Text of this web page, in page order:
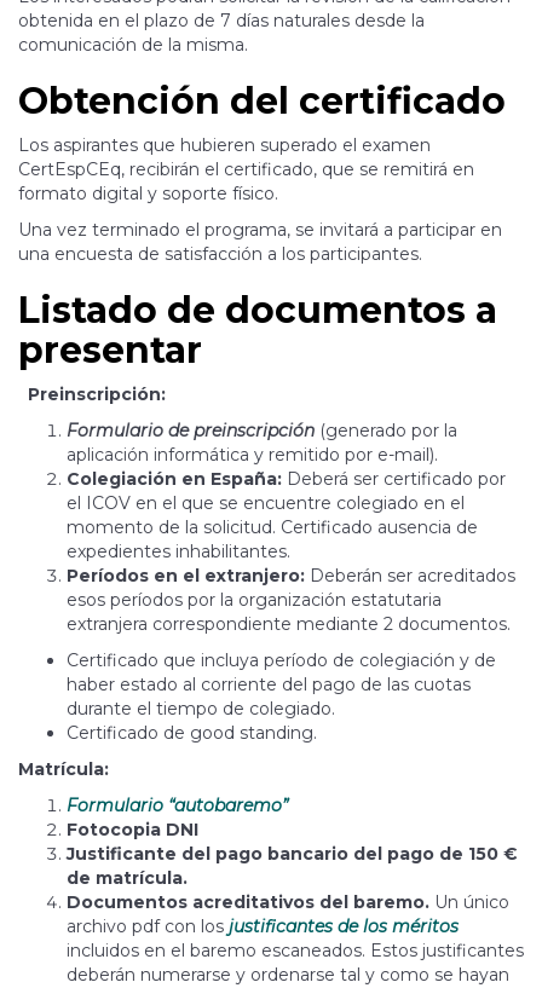
obtenida en el plazo de 7 días naturales desde la
comunicación de la misma.
Obtención del certificado
Los aspirantes que hubieren superado el examen
CertEspCEq, recibirán el certificado, que se remitirá en
formato digital y soporte físico.
Una vez terminado el programa, se invitará a participar en
una encuesta de satisfacción a los participantes.
Listado de documentos a
presentar
Preinscripción:
Formulario de preinscripción (generado por la
aplicación informática y remitido por e-mail).
Colegiación en España: Deberá ser certificado por
el ICOV en el que se encuentre colegiado en el
momento de la solicitud. Certificado ausencia de
expedientes inhabilitantes.
Períodos en el extranjero: Deberán ser acreditados
esos períodos por la organización estatutaria
extranjera correspondiente mediante 2 documentos.
Certificado que incluya período de colegiación y de
haber estado al corriente del pago de las cuotas
durante el tiempo de colegiado.
Certificado de good standing.
Matrícula:
Formulario “autobaremo”
Fotocopia DNI
Justificante del pago bancario del pago de 150 €
de matrícula.
Documentos acreditativos del baremo. Un único
archivo pdf con los justificantes de los méritos
incluidos en el baremo escaneados. Estos justificantes
deberán numerarse y ordenarse tal y como se hayan